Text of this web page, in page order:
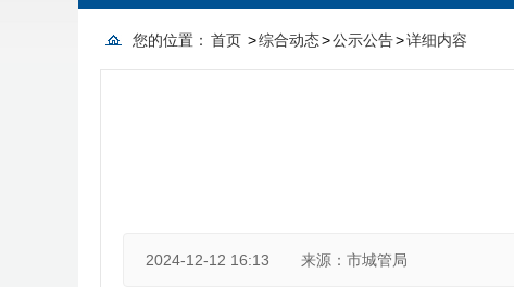
您的位置： 首页 >综合动态>公示公告>详细内容
2024-12-12 16:13 来源：市城管局